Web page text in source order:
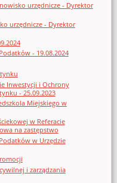
urzędnicze - Dyrektor
urzędnicze - Dyrektor
- 19.08.2024
Inwestycji i Ochrony
- 25.09.2023
Miejskiego w
w Referacie
na zastępstwo
w Urzędzie
i zarządzania